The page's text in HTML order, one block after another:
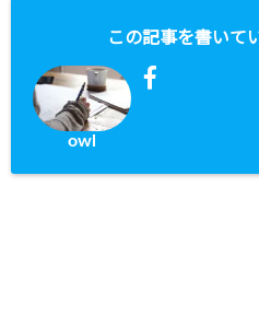
この記事を書いて
owl